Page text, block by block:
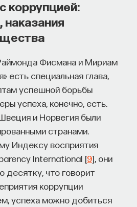
коррупцией:
наказания
Фисмана и Мириам
есть специальная глава,
успешной борьбы
успеха, конечно, есть.
и Норвегия были
странами.
Индексу восприятия
International [9], они
десятку, что говорит
коррупции
успеха можно добиться